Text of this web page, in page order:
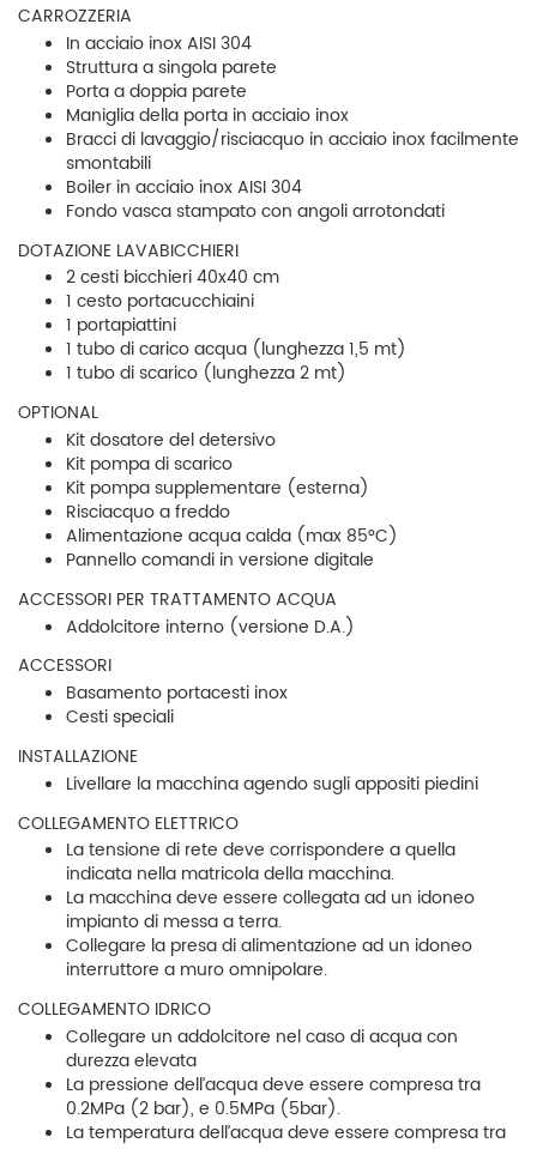
CARROZZERIA
In acciaio inox AISI 304
Struttura a singola parete
Porta a doppia parete
Maniglia della porta in acciaio inox
Bracci di lavaggio/risciacquo in acciaio inox facilmente
smontabili
Boiler in acciaio inox AISI 304
Fondo vasca stampato con angoli arrotondati
DOTAZIONE LAVABICCHIERI
2 cesti bicchieri 40x40 cm
1 cesto portacucchiaini
1 portapiattini
1 tubo di carico acqua (lunghezza 1,5 mt)
1 tubo di scarico (lunghezza 2 mt)
OPTIONAL
Kit dosatore del detersivo
Kit pompa di scarico
Kit pompa supplementare (esterna)
Risciacquo a freddo
Alimentazione acqua calda (max 85°C)
Pannello comandi in versione digitale
ACCESSORI PER TRATTAMENTO ACQUA
Addolcitore interno (versione D.A.)
ACCESSORI
Basamento portacesti inox
Cesti speciali
INSTALLAZIONE
Livellare la macchina agendo sugli appositi piedini
COLLEGAMENTO ELETTRICO
La tensione di rete deve corrispondere a quella
indicata nella matricola della macchina.
La macchina deve essere collegata ad un idoneo
impianto di messa a terra.
Collegare la presa di alimentazione ad un idoneo
interruttore a muro omnipolare.
COLLEGAMENTO IDRICO
Collegare un addolcitore nel caso di acqua con
durezza elevata
La pressione dell’acqua deve essere compresa tra
0.2MPa (2 bar), e 0.5MPa (5bar).
La temperatura dell’acqua deve essere compresa tra